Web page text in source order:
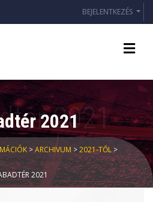
BEJELENTKEZÉS
2021
>ARCHIVUM >2021-TŐL>
2021